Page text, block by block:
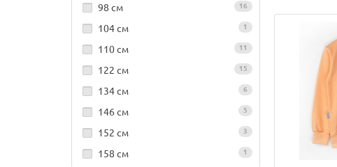
98 см 16
104 см 1
110 см 11
122 см 15
134 см 6
146 см 5
152 см 3
158 см 1